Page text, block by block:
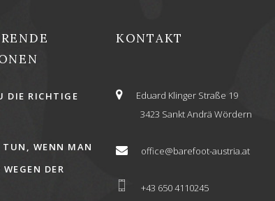
DIE RICHTIGE
WENN MAN
DER
KONTAKT
Eduard Klinger Straße 19
3423 Sankt Andrä Wördern
office@barefoot-austria.at
+43 650 4110245